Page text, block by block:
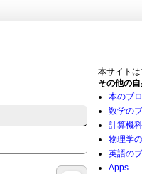
本サイトは
その他の
本のブ
数学の
計算機
物理学
英語の
Apps